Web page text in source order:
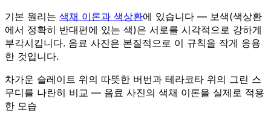
기본 원리는 색채 이론과 색상환에 있습니다 — 보색(색상환
에서 정확히 반대편에 있는 색)은 서로를 시각적으로 강하게
부각시킵니다. 음료 사진은 본질적으로 이 규칙을 작게 응용
한 것입니다.
차가운 슬레이트 위의 따뜻한 버번과 테라코타 위의 그린 스
무디를 나란히 비교 — 음료 사진의 색채 이론을 실제로 적용
한 모습